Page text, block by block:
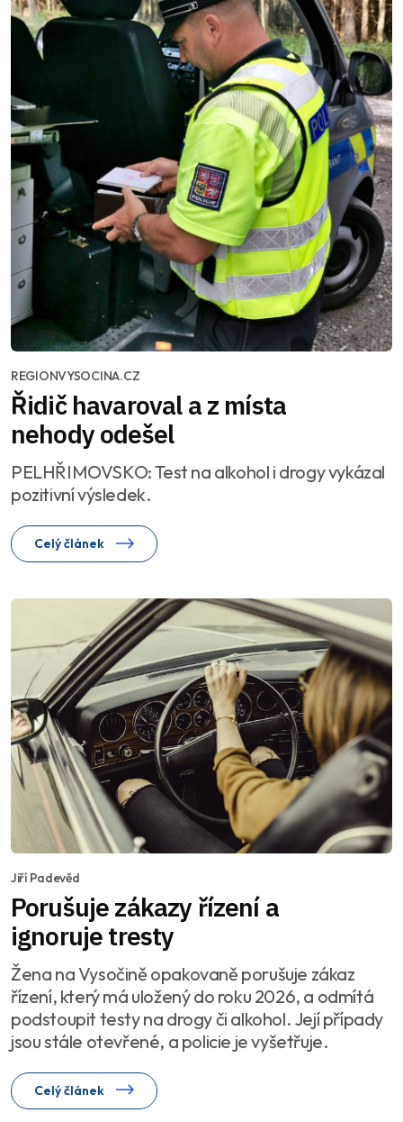
REGIONVYSOCINA.CZ
Řidič havaroval a z místa
nehody odešel
PELHŘIMOVSKO: Test na alkohol i drogy vykázal
pozitivní výsledek.
Celý článek
Jiří Padevěd
Porušuje zákazy řízení a
ignoruje tresty
Žena na Vysočině opakovaně porušuje zákaz
řízení, který má uložený do roku 2026, a odmítá
podstoupit testy na drogy či alkohol. Její případy
jsou stále otevřené, a policie je vyšetřuje.
Celý článek